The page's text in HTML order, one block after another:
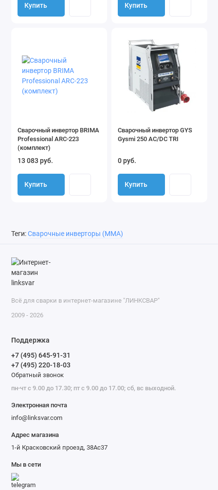
Купить Купить
Сварочный инвертор BRIMA
Professional ARC-223
(комплект)
13 083 руб.
Купить
Сварочный инвертор GYS
Gysmi 250 AC/DC TRI
0 руб.
Купить
Теги:Сварочные инверторы (MMA)
Всё для сварки в интернет-магазине "ЛИНКСВАР"
2009 - 2026
Поддержка
+7 (495) 645-91-31
+7 (495) 220-18-03
Обратный звонок
пн-чт с 9.00 до 17.30; пт с 9.00 до 17.00; сб, вс выходной.
Электронная почта
info@linksvar.com
Адрес магазина
1-й Красковский проезд, 38Ас37
Мы в сети